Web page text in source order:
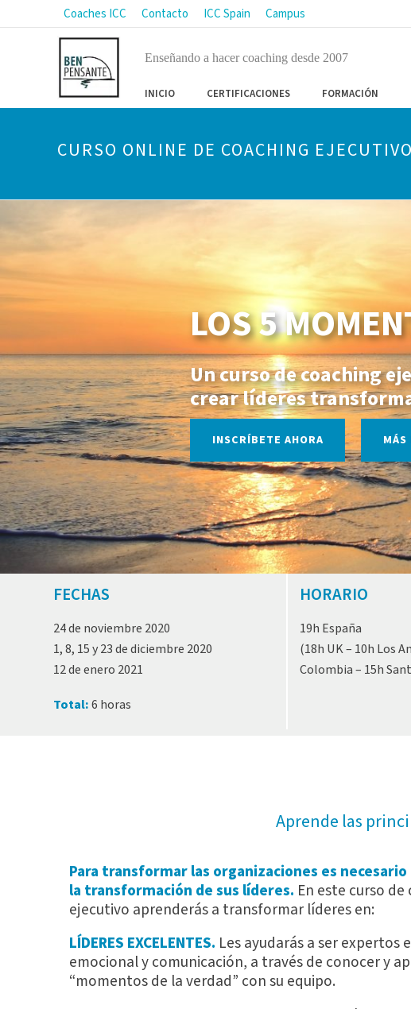
Coaches ICC Contacto ICC Spain Campus
Enseñando a hacer coaching desde 2007
INICIO CERTIFICACIONES FORMACIÓN
CURSO ONLINE DE COACHING
LOS 5
Un curso de coaching
crear líderes
INSCRÍBETE AHORA
FECHAS
24 de noviembre 2020
1, 8, 15 y 23 de diciembre 2020
12 de enero 2021
Total:6 horas
HORARIO
19h España
(18h UK – 10h Los
Colombia – 15h
Aprende las
Para transformar las organizaciones es
la transformación de sus líderes. En este curso
ejecutivo aprenderás a transformar líderes en:
LÍDERES EXCELENTES. Les ayudarás a ser expertos
emocional y comunicación, a través de conocer y
“momentos de la verdad” con su equipo.